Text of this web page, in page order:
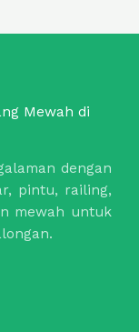
Mewah di
dengan
pintu, railing,
mewah untuk